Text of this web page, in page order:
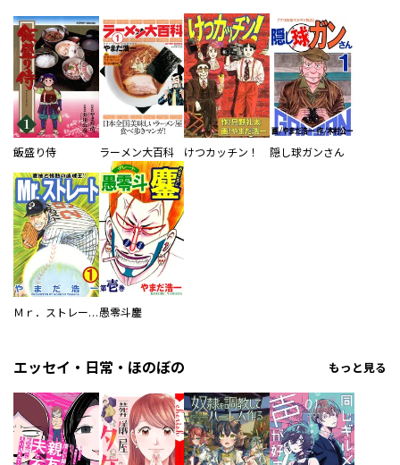
飯盛り侍 ラーメン大百科 けつカッチン！ 隠し球ガンさん
Ｍｒ．ストレート愚零斗鏖
エッセイ・日常・ほのぼの もっと見る